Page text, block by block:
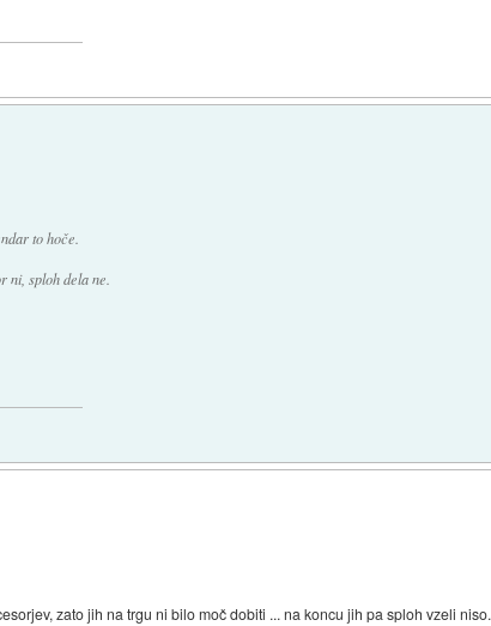
to hoče.
ni, sploh dela ne.
zato jih na trgu ni bilo moč dobiti ... na koncu jih pa sploh vzeli niso.